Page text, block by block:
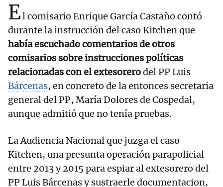
El comisario Enrique García Castaño contó
durante la instrucción del caso Kitchen que
había escuchado comentarios de otros
comisarios sobre instrucciones políticas
relacionadas con el extesorerodel PP Luis
Bárcenas, en concreto de la entonces secretaria
general del PP, María Dolores de Cospedal,
aunque admitió que no tenía pruebas.
La Audiencia Nacional que juzga el caso
Kitchen, una presunta operación parapolicial
entre 2013 y 2015 para espiar al extesorero del
PP Luis Bárcenas y sustraerle documentacion,